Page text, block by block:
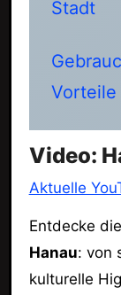
Stadt
Vorteile
Video:
Aktuelle
Entdecke
Hanau: von
kulturelle